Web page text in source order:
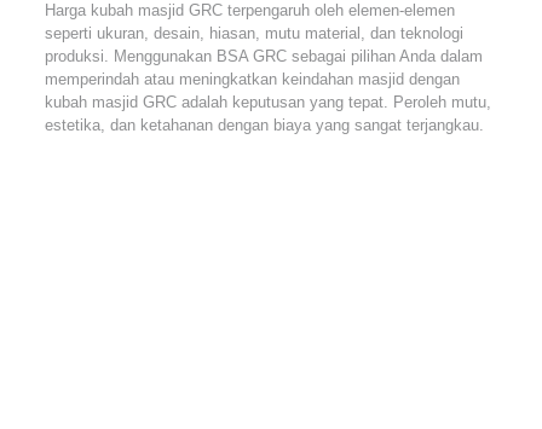
Harga kubah masjid GRC terpengaruh oleh elemen-elemen
seperti ukuran, desain, hiasan, mutu material, dan teknologi
produksi. Menggunakan BSA GRC sebagai pilihan Anda dalam
memperindah atau meningkatkan keindahan masjid dengan
kubah masjid GRC adalah keputusan yang tepat. Peroleh mutu,
estetika, dan ketahanan dengan biaya yang sangat terjangkau.